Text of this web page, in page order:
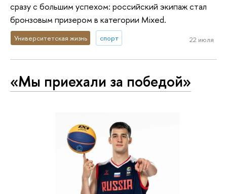
сразу с большим успехом: российский экипаж стал
бронзовым призером в категории Mixed.
Университетская жизнь спорт 22 июля
«Мы приехали за победой»